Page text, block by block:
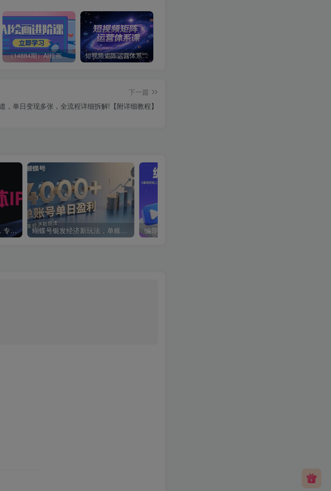
（14884期）AI绘画进阶课，涵盖电商摄影等多领域，PS操作与AI工具使用全面教学 短视频矩阵运营体系课，从网感培养、素材生产力提升到原创成本控制，快速放大商业结果
下一篇
，单日变现多张，全流程详细拆解!【附详细教程】
2025治愈自媒体IP训练营，专为疗愈领域从业者打造 蝴蝶号银发经济新玩法，单账号单日盈利1k+适合小白操作简单